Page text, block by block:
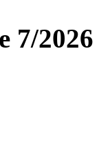
7/